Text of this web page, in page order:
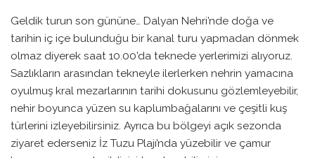
Geldik turun son gününe… Dalyan Nehri’nde doğa ve
tarihin iç içe bulunduğu bir kanal turu yapmadan dönmek
olmaz diyerek saat 10.00’da teknede yerlerimizi alıyoruz.
Sazlıkların arasından tekneyle ilerlerken nehrin yamacına
oyulmuş kral mezarlarının tarihi dokusunu gözlemleyebilir,
nehir boyunca yüzen su kaplumbağalarını ve çeşitli kuş
türlerini izleyebilirsiniz. Ayrıca bu bölgeyi açık sezonda
ziyaret ederseniz İz Tuzu Plajı’nda yüzebilir ve çamur